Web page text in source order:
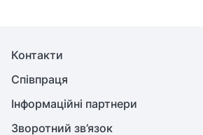
Контакти
Співпраця
Інформаційні партнери
Зворотний зв’язок